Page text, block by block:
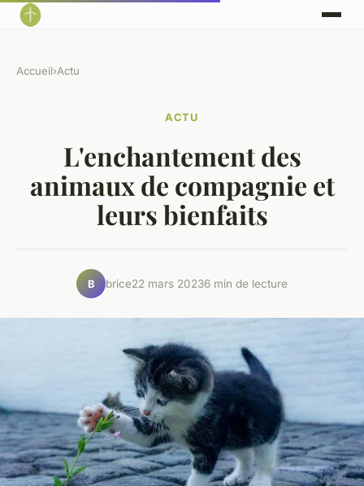
Accueil›Actu
ACTU
L'enchantement des
animaux de compagnie et
leurs bienfaits
B brice22 mars 20236 min de lecture